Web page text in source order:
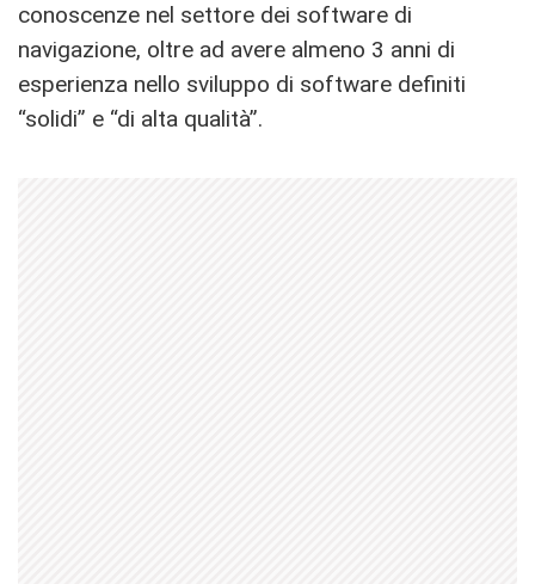
conoscenze nel settore dei software di
navigazione, oltre ad avere almeno 3 anni di
esperienza nello sviluppo di software definiti
“solidi” e “di alta qualità”.